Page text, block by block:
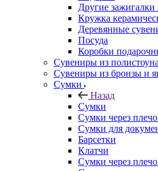
Другие зажигалки
Кружка
Деревянные
Посуда
Коробки
Сувениры из полистоуна
Сувениры из бронзы и
Сумки
Назад
Сумки
Сумки через
Сумки для
Барсетки
Клатчи
Сумки через